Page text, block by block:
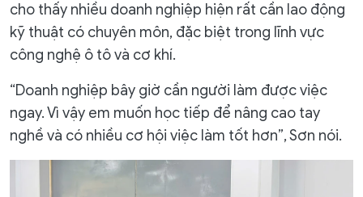
cho thấy nhiều doanh nghiệp hiện rất cần lao động
kỹ thuật có chuyên môn, đặc biệt trong lĩnh vực
công nghệ ô tô và cơ khí.
“Doanh nghiệp bây giờ cần người làm được việc
ngay. Vì vậy em muốn học tiếp để nâng cao tay
nghề và có nhiều cơ hội việc làm tốt hơn”, Sơn nói.